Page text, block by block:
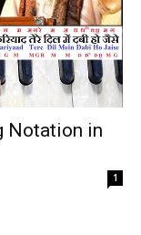
Notation in
1